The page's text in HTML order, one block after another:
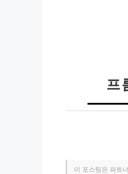
프
이 포스팅은 파트